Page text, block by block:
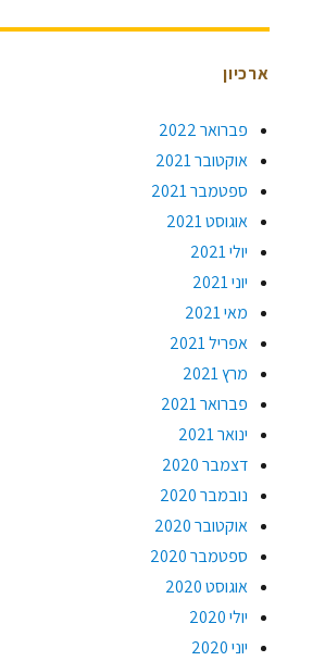
ארכיון
פברואר 2022
אוקטובר 2021
ספטמבר 2021
אוגוסט 2021
יולי 2021
יוני 2021
מאי 2021
אפריל 2021
מרץ 2021
פברואר 2021
ינואר 2021
דצמבר 2020
נובמבר 2020
אוקטובר 2020
ספטמבר 2020
אוגוסט 2020
יולי 2020
יוני 2020